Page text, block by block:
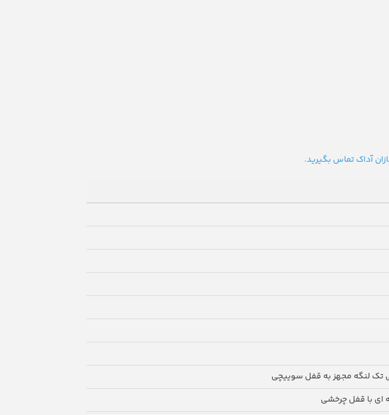
تک لنگه مجهز به قفل سوییچی
ای با قفل چرخشی